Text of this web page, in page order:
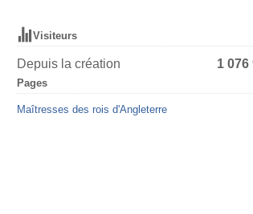
Visiteurs
Depuis la création 1 076
Pages
Maîtresses des rois d'Angleterre